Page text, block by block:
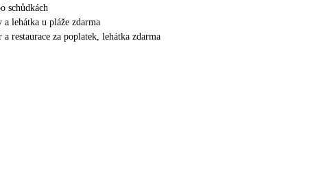
schůdkách
a lehátka u pláže zdarma
restaurace za poplatek, lehátka zdarma